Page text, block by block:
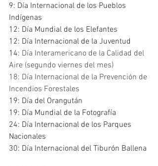
9: Día Internacional de los Pueblos
Indígenas
12: Día Mundial de los Elefantes
12: Día Internacional de la Juventud
14: Día Interamericano de la Calidad del
Aire (segundo viernes del mes)
18: Día Internacional de la Prevención de
Incendios Forestales
19: Día del Orangután
19: Día Mundial de la Fotografía
24: Día Internacional de los Parques
Nacionales
30: Día Internacional del Tiburón Ballena